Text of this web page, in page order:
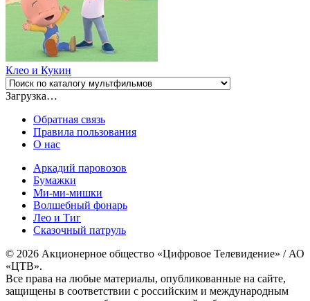
Клео и Кукин
Загрузка…
Обратная связь
Правила пользования
О нас
Аркадий паровозов
Бумажки
Ми-ми-мишки
Волшебный фонарь
Лео и Тиг
Сказочный патруль
© 2026 Акционерное общество «Цифровое Телевидение» / АО
«ЦТВ».
Все права на любые материалы, опубликованные на сайте,
защищены в соответствии с российским и международным